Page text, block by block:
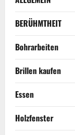
BERÜHMTHEIT
Bohrarbeiten
Brillen kaufen
Essen
Holzfenster